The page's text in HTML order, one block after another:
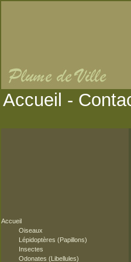
Accueil -
Accueil
Oiseaux
Lépidoptères (Papillons)
Insectes
Odonates (Libellules)